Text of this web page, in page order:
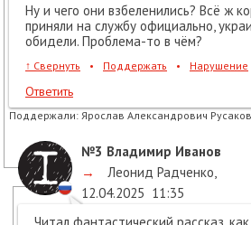
Ну и чего они взбеленились? Всё ж
приняли на службу официально,
обидели. Проблема-то в чём?
↑ Свернуть • Поддержать • Нарушение
Ответить
Поддержали: Ярослав Александрович Русаков
№3 Владимир Иванов
→
Леонид Радченко,
12.04.2025 11:35